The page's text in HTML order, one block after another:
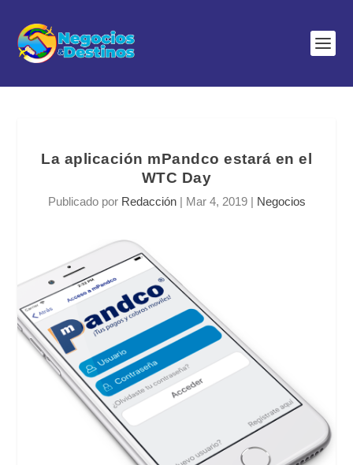
La aplicación mPandco estará en el
WTC Day
Publicado por Redacción| Mar 4, 2019| Negocios